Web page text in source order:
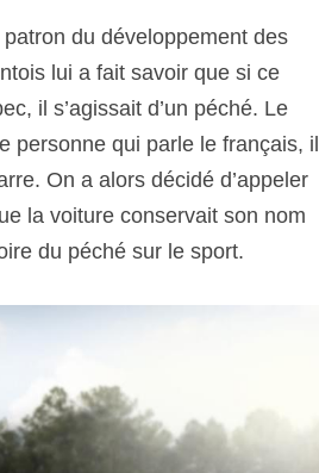
du développement des
lui a fait savoir que si ce
il s’agissait d’un péché. Le
personne qui parle le français, il
On a alors décidé d’appeler
la voiture conservait son nom
du péché sur le sport.